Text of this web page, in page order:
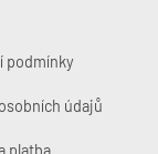
podmínky
údajů
platba